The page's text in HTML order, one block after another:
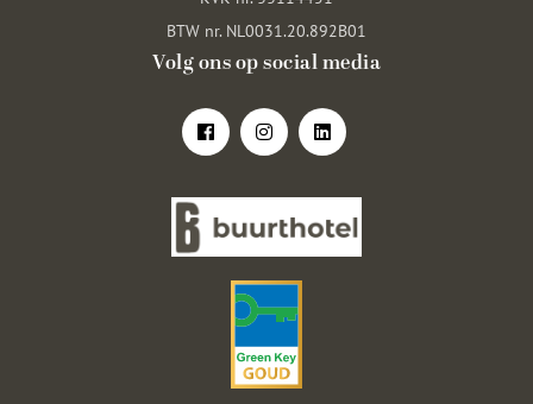
BTW nr. NL0031.20.892B01
Volg ons op social media